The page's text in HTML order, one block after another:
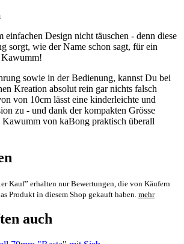
einfachen Design nicht täuschen - denn diese
sorgt, wie der Name schon sagt, für ein
sowie in der Bedienung, kannst Du bei
Kreation absolut rein gar nichts falsch
von 10cm lässt eine kinderleichte und
zu - und dank der kompakten Grösse
Kawumm von kaBong praktisch überall
Kauf” erhalten nur Bewertungen, die von Käufern
Produkt in diesem Shop gekauft haben. mehr
auch